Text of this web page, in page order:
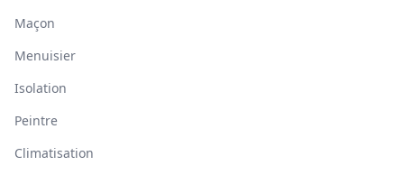
Maçon
Menuisier
Isolation
Peintre
Climatisation